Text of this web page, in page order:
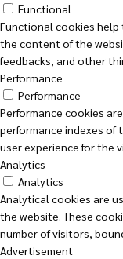
Functional
Functional cookies
the content of the
feedbacks, and other
Performance
Performance
Performance cookies
performance indexes of
user experience for the
Analytics
Analytics
Analytical cookies are
the website. These
number of visitors,
Advertisement